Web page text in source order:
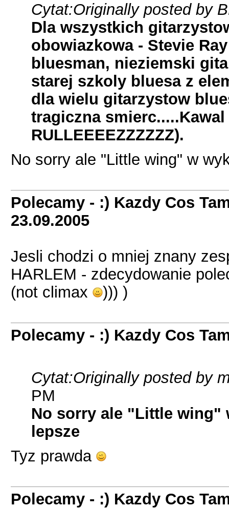
Cytat:Originally posted by
Dla wszystkich
obowiazkowa - Stevie
bluesman, nieziemski
starej szkoly bluesa z
dla wielu gitarzystow
tragiczna
RULLEEEEZZZZZZ).
No sorry ale "Little wing" w
Polecamy - :) Kazdy Cos
23.09.2005
Jesli chodzi o mniej znany
HARLEM - zdecydowanie
(not climax
))) )
Polecamy - :) Kazdy Cos
Cytat:Originally posted by
PM
No sorry ale "Little wing"
lepsze
Tyz prawda
Polecamy - :) Kazdy Cos